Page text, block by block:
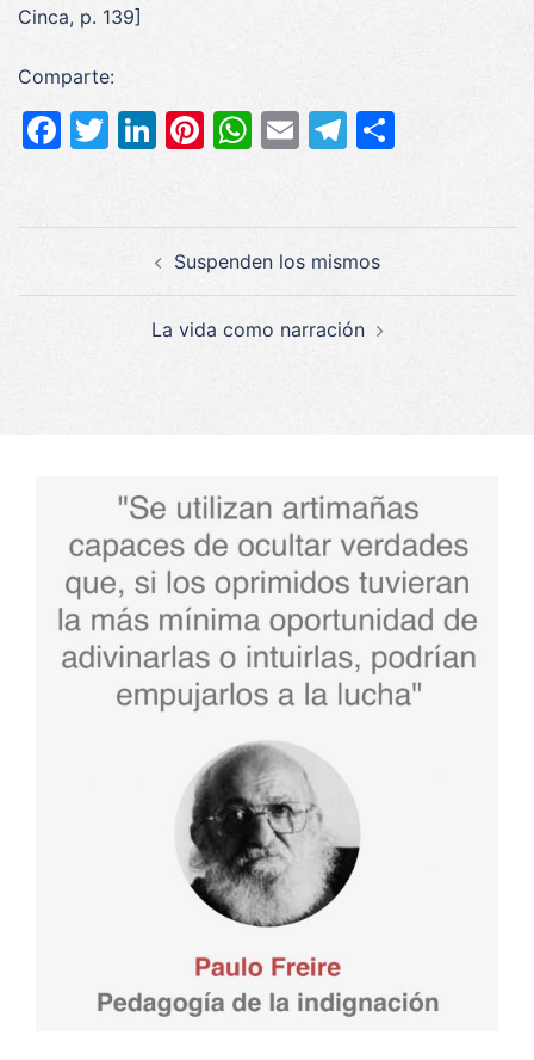
Cinca, p. 139]
Comparte:
Facebook
Twitter
LinkedIn
Pinterest
WhatsApp
EmailTelegram
Suspenden los mismos
La vida como narración